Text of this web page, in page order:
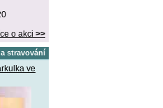
o akci >>
stravování
ve